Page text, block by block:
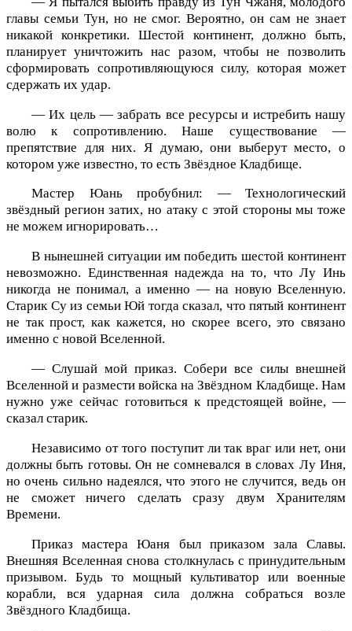
главы семьи Тун, но не смог. Вероятно, он сам не знает
никакой конкретики. Шестой континент, должно быть,
планирует уничтожить нас разом, чтобы не позволить
сформировать сопротивляющуюся силу, которая может
сдержать их удар.
— Их цель — забрать все ресурсы и истребить нашу
волю к сопротивлению. Наше существование —
препятствие для них. Я думаю, они выберут место, о
котором уже известно, то есть Звёздное Кладбище.
Мастер Юань пробубнил: — Технологический
звёздный регион затих, но атаку с этой стороны мы тоже
не можем игнорировать…
В нынешней ситуации им победить шестой континент
невозможно. Единственная надежда на то, что Лу Инь
никогда не понимал, а именно — на новую Вселенную.
Старик Су из семьи Юй тогда сказал, что пятый континент
не так прост, как кажется, но скорее всего, это связано
именно с новой Вселенной.
— Слушай мой приказ. Собери все силы внешней
Вселенной и размести войска на Звёздном Кладбище. Нам
нужно уже сейчас готовиться к предстоящей войне, —
сказал старик.
Независимо от того поступит ли так враг или нет, они
должны быть готовы. Он не сомневался в словах Лу Иня,
но очень сильно надеялся, что этого не случится, ведь он
не сможет ничего сделать сразу двум Хранителям
Времени.
Приказ мастера Юаня был приказом зала Славы.
Внешняя Вселенная снова столкнулась с принудительным
призывом. Будь то мощный культиватор или военные
корабли, вся ударная сила должна собраться возле
Звёздного Кладбища.